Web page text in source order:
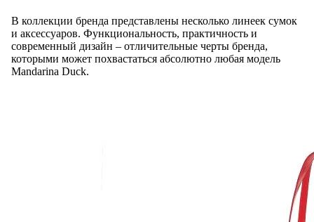
В коллекции бренда представлены несколько линеек сумок
и аксессуаров. Функциональность, практичность и
современный дизайн – отличительные черты бренда,
которыми может похвастаться абсолютно любая модель
Mandarina Duck.